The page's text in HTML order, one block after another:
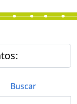
Buscar